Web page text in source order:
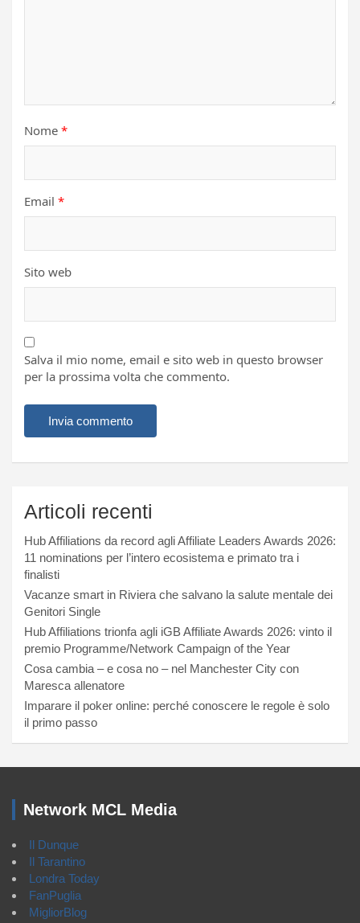
Nome *
Email *
Sito web
Salva il mio nome, email e sito web in questo browser
per la prossima volta che commento.
Articoli recenti
Hub Affiliations da record agli Affiliate Leaders Awards 2026:
11 nominations per l’intero ecosistema e primato tra i
finalisti
Vacanze smart in Riviera che salvano la salute mentale dei
Genitori Single
Hub Affiliations trionfa agli iGB Affiliate Awards 2026: vinto il
premio Programme/Network Campaign of the Year
Cosa cambia – e cosa no – nel Manchester City con
Maresca allenatore
Imparare il poker online: perché conoscere le regole è solo
il primo passo
Network MCL Media
Il Dunque
Il Tarantino
Londra Today
FanPuglia
MigliorBlog